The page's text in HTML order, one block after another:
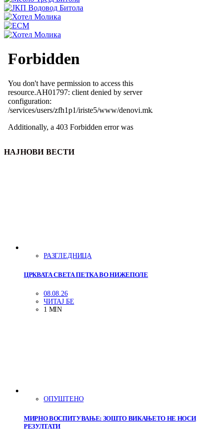
НАЈНОВИ ВЕСТИ
РАЗГЛЕДНИЦА
ЦРКВАТА СВЕТА ПЕТКА ВО НИЖЕПОЛЕ
08.08.26
ЧИТАЈ БЕ
1 MIN
ОПУШТЕНО
МИРНО ВОСПИТУВАЊЕ: ЗОШТО ВИКАЊЕТО НЕ НОСИ
РЕЗУЛТАТИ